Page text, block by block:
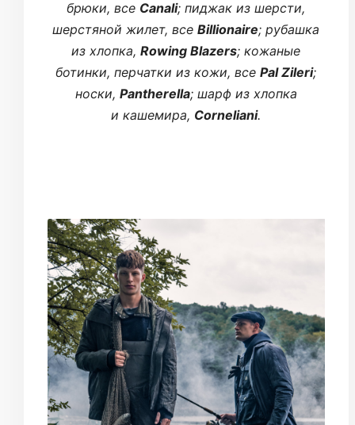
брюки, все Canali; пиджак из шерсти,
шерстяной жилет, всеBillionaire; рубашка
из хлопка,Rowing Blazers; кожаные
ботинки, перчатки из кожи, всеPal Zileri;
носки, Pantherella; шарф из хлопка
и кашемира, Corneliani.